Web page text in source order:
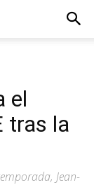
el
tras la
Jean-